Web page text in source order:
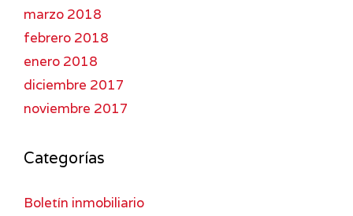
marzo 2018
febrero 2018
enero 2018
diciembre 2017
noviembre 2017
Categorías
Boletín inmobiliario